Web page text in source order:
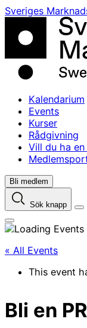
Skip
content
Sveriges
Kalendarium
Events
Kurser
Rådgivning
Vill du ha
Bli medlem
Sök knapp
« All Events
This event
Bli en